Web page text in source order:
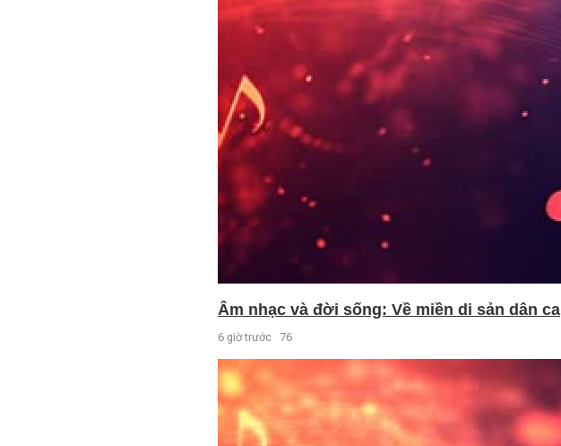
Âm nhạc và đời sống: Về miền di sản dân ca
6 giờ trước 76